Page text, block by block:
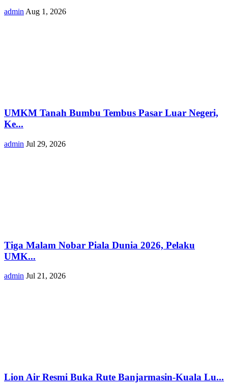
admin Aug 1, 2026
UMKM Tanah Bumbu Tembus Pasar Luar Negeri,
Ke...
admin Jul 29, 2026
Tiga Malam Nobar Piala Dunia 2026, Pelaku
UMK...
admin Jul 21, 2026
Lion Air Resmi Buka Rute Banjarmasin-Kuala Lu...